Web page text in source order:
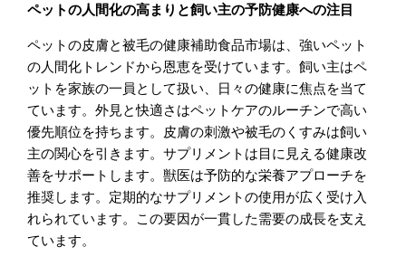
ペットの人間化の高まりと飼い主の予防健康への注目
ペットの皮膚と被毛の健康補助食品市場は、強いペット
の人間化トレンドから恩恵を受けています。飼い主はペ
ットを家族の一員として扱い、日々の健康に焦点を当て
ています。外見と快適さはペットケアのルーチンで高い
優先順位を持ちます。皮膚の刺激や被毛のくすみは飼い
主の関心を引きます。サプリメントは目に見える健康改
善をサポートします。獣医は予防的な栄養アプローチを
推奨します。定期的なサプリメントの使用が広く受け入
れられています。この要因が一貫した需要の成長を支え
ています。